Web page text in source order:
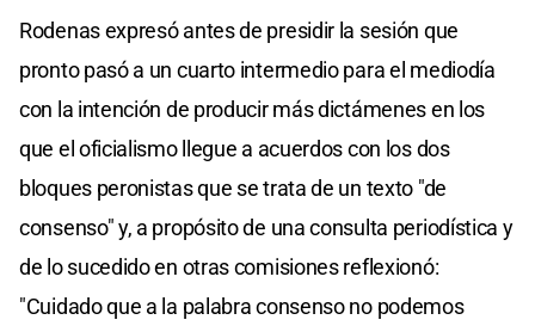
Rodenas expresó antes de presidir la sesión que
pronto pasó a un cuarto intermedio para el mediodía
con la intención de producir más dictámenes en los
que el oficialismo llegue a acuerdos con los dos
bloques peronistas que se trata de un texto "de
consenso" y, a propósito de una consulta periodística y
de lo sucedido en otras comisiones reflexionó:
"Cuidado que a la palabra consenso no podemos